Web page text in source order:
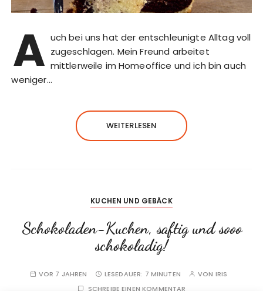
A uch bei uns hat der entschleunigte Alltag voll
zugeschlagen. Mein Freund arbeitet
mittlerweile im Homeoffice und ich bin auch
weniger…
WEITERLESEN
KUCHEN UND GEBÄCK
Schokoladen-Kuchen, saftig und sooo
schokoladig!
VOR 7 JAHREN LESEDAUER: 7 MINUTEN VON IRIS
SCHREIBE EINEN KOMMENTAR